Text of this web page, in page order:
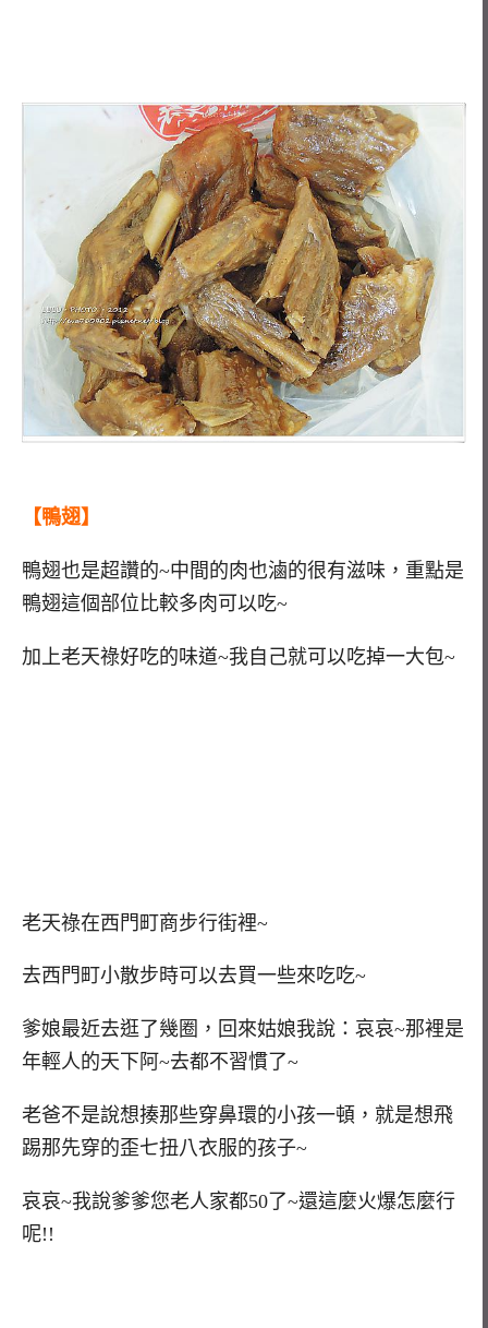
【鴨翅】
鴨翅也是超讚的~中間的肉也滷的很有滋味，重點是
鴨翅這個部位比較多肉可以吃~
加上老天祿好吃的味道~我自己就可以吃掉一大包~
老天祿在西門町商步行街裡~
去西門町小散步時可以去買一些來吃吃~
爹娘最近去逛了幾圈，回來姑娘我說：哀哀~那裡是
年輕人的天下阿~去都不習慣了~
老爸不是說想揍那些穿鼻環的小孩一頓，就是想飛
踢那先穿的歪七扭八衣服的孩子~
哀哀~我說爹爹您老人家都50了~還這麼火爆怎麼行
呢!!